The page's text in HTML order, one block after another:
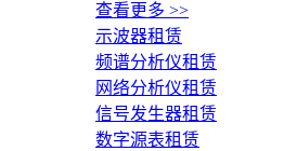
查看更多 >>
示波器租赁
频谱分析仪租赁
网络分析仪租赁
信号发生器租赁
数字源表租赁